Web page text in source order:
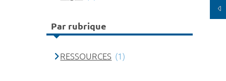
Par rubrique
RESSOURCES (1)